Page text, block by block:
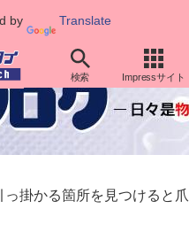
by Translate
検索 Impressサイト
掛かる箇所を見つけると爪